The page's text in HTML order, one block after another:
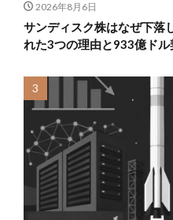
2026年8月6日
サンディスク株はなぜ下落
れた3つの理由と933億ドル